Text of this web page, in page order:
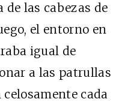
las cabezas de
el entorno en
igual de
a las patrullas
cada